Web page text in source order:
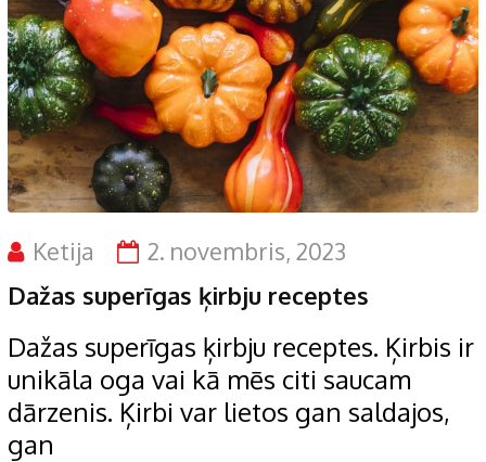
Ketija 2. novembris, 2023
Dažas superīgas ķirbju receptes
Dažas superīgas ķirbju receptes. Ķirbis ir
unikāla oga vai kā mēs citi saucam
dārzenis. Ķirbi var lietos gan saldajos,
gan